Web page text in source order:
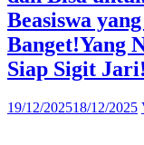
Beasiswa
Banget!Yang
Siap Sigit Jari!
19/12/202518/12/2025